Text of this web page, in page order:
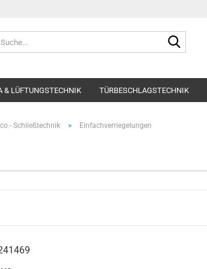
& LÜFTUNGSTECHNIK TÜRBESCHLAGSTECHNIK
- Schließtechnik » Einfachverriegelungen